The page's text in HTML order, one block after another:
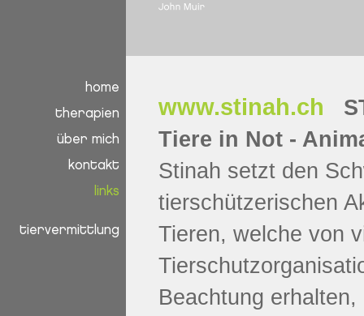
home
therapien
über mich
kontakt
links
tiervermittlung
www.stinah.ch
Tiere in Not -
Stinah setzt den
tierschützerischen
Tieren, welche von
Beachtung